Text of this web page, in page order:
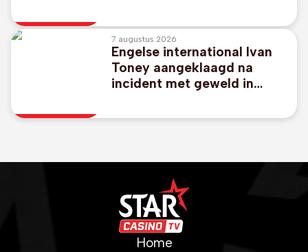
7 augustus 2026
Engelse international Ivan
Toney aangeklaagd na
incident met geweld in
Home